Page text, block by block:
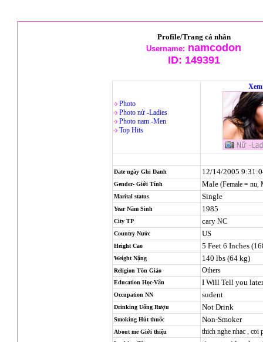
Profile/Trang cá nhân
Username: namcodon
ID: 149391
Photo
Photo nử -Ladies
Photo nam -Men
Top Hits
Date ngày Ghi Danh 12/14/2005
Gender- Giới Tính Male (Female = nu,
Marital status Single
Year Năm Sinh 1985
City TP cary NC
Country Nước US
Height Cao 5 Feet 6 Inches
Weight Nặng 140 lbs (64 kg)
Religion Tôn Giáo Others
Education Học-Vấn I Will Tell you later
Occupation NN sudent
Drinking Uống Rượu Not Drink
Smoking Hút thuốc Non-Smoker
About me Giới thiệu thich nghe nhac ,